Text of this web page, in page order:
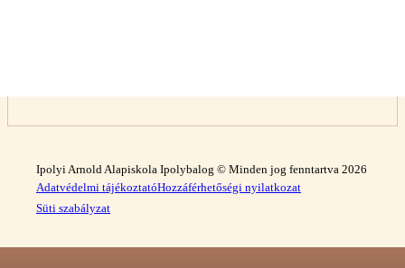
Ipolyi Arnold Alapiskola Ipolybalog © Minden jog fenntartva 2026
Adatvédelmi tájékoztatóHozzáférhetőségi nyilatkozat
Süti szabályzat